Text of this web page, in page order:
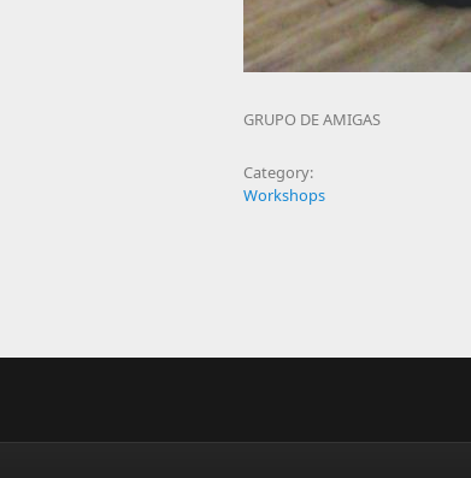
GRUPO DE AMIGAS
Category:
Workshops